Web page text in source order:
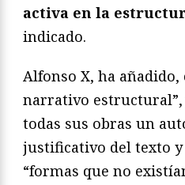
activa en la
indicado.
Alfonso X, ha añadido,
narrativo
todas sus obras un
justificativo del texto
“formas que no